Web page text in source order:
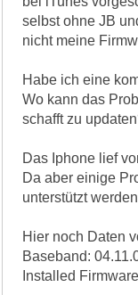
selbst ohne JB
nicht meine
Habe ich eine
Wo kann das
schafft zu
Das Iphone lief
Da aber einige
unterstützt
Hier noch Daten
Baseband:
Installed